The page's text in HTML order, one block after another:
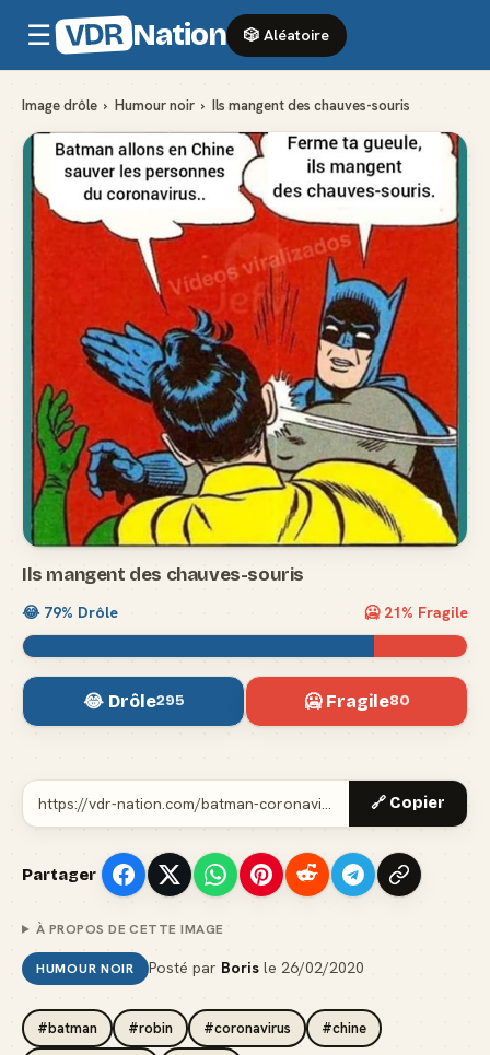
☰ VDR Nation 🎲 Aléatoire
Image drôle › Humour noir › Ils mangent des chauves-souris
Ils mangent des chauves-souris
😂 79% Drôle 🥶 21% Fragile
😂 Drôle295 🥶 Fragile80
🔗 Copier
Partager
À PROPOS DE CETTE IMAGE
HUMOUR NOIR Posté par Borisle 26/02/2020
#batman #robin #coronavirus #chine